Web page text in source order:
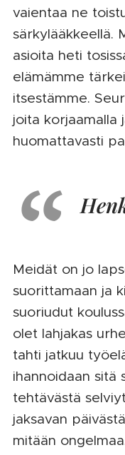
vaientaa ne
särkylääkkeellä.
asioita heti
elämämme
itsestämme.
joita korjaamalla
huomattavasti
Meidät on jo
suorittamaan ja
suoriudut
olet lahjakas
tahti jatkuu
ihannoidaan sitä
tehtävästä
jaksavan
mitään